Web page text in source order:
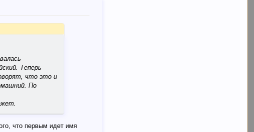
Теперь
что это и
По
что первым идет имя